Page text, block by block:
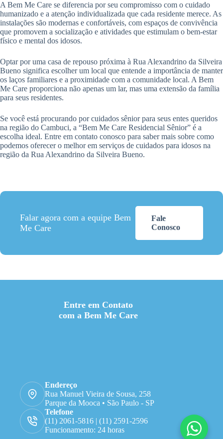
A Bem Me Care se diferencia por seu compromisso com o cuidado
humanizado e a atenção individualizada que cada residente merece. As
instalações são modernas e confortáveis, com espaços de convivência
que promovem a socialização e atividades que estimulam o bem-estar
físico e mental dos idosos.
Optar por uma casa de repouso próxima à Rua Alexandrino da Silveira
Bueno significa escolher um local que entende a importância de manter
os laços familiares e a proximidade com a comunidade local. A Bem
Me Care proporciona não apenas um lar, mas uma extensão da família
para seus residentes.
Se você está procurando por cuidados sênior para seus entes queridos
na região do Cambuci, a “Bem Me Care Residencial Sênior” é a
escolha ideal. Entre em contato conosco para saber mais sobre como
podemos oferecer o melhor em serviços de cuidados para idosos na
região da Rua Alexandrino da Silveira Bueno.
Falar agora com a equipe Bem
Me Care
Fale
Conosco
Entre em Contato
com a Bem Me Care
Endereço
Rua Manuel Vieira de Sousa, 258
Parque da Mooca • São Paulo - SP
Telefone
(11) 2061-5816 | (11) 2591-2596
Funcionamento: 24 horas